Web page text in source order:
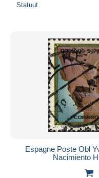
Statuut
Espagne Poste Obl
Nacimiento